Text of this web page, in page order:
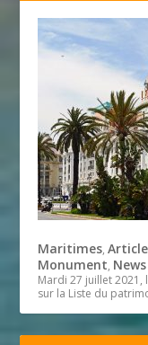
Maritimes,
Monument,
Mardi 27 juillet
sur la Liste du